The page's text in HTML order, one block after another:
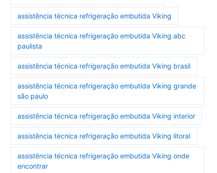
assistência técnica refrigeração embutida Viking
assistência técnica refrigeração embutida Viking abc
paulista
assistência técnica refrigeração embutida Viking brasil
assistência técnica refrigeração embutida Viking grande
são paulo
assistência técnica refrigeração embutida Viking interior
assistência técnica refrigeração embutida Viking litoral
assistência técnica refrigeração embutida Viking onde
encontrar